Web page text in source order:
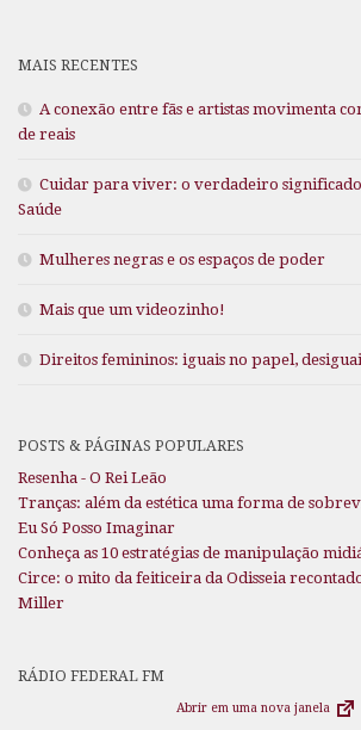
MAIS RECENTES
A conexão entre fãs e artistas movimenta
de reais
Cuidar para viver: o verdadeiro
Saúde
Mulheres negras e os espaços de poder
Mais que um videozinho!
Direitos femininos: iguais no papel,
POSTS & PÁGINAS POPULARES
Resenha - O Rei Leão
Tranças: além da estética uma forma de
Eu Só Posso Imaginar
Conheça as 10 estratégias de manipulação
Circe: o mito da feiticeira da Odisseia
Miller
RÁDIO FEDERAL FM
Abrir em uma nova janela